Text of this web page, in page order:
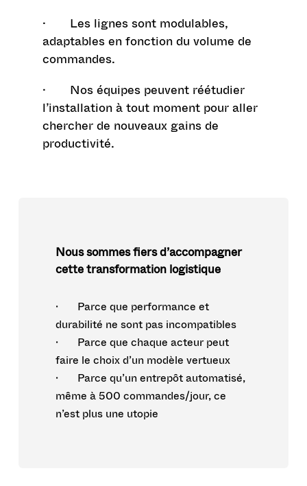
· Les lignes sont modulables,
adaptables en fonction du volume de
commandes.
· Nos équipes peuvent réétudier
l’installation à tout moment pour aller
chercher de nouveaux gains de
productivité.
Nous sommes fiers d’accompagner
cette transformation logistique
· Parce que performance et
durabilité ne sont pas incompatibles
· Parce que chaque acteur peut
faire le choix d’un modèle vertueux
· Parce qu’un entrepôt automatisé,
même à 500 commandes/jour, ce
n’est plus une utopie